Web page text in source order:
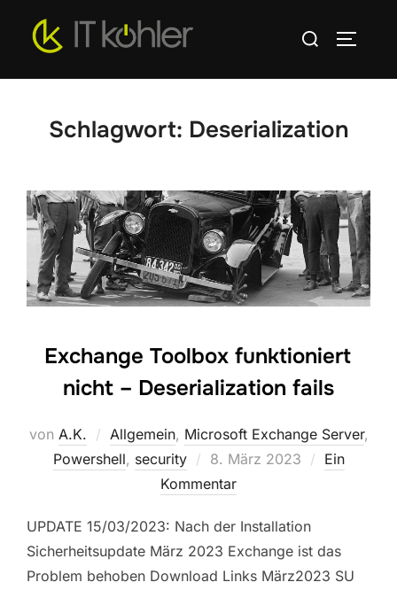
Inhalt
Suchen
Schlagwort: Deserialization
Exchange Toolbox funktioniert
nicht – Deserialization fails
von A.K. Allgemein, Microsoft Exchange Server,
Powershell, security
Veröffentlicht
am
8. März 2023
Ein
Kommentar
UPDATE 15/03/2023: Nach der Installation
Sicherheitsupdate März 2023 Exchange ist das
Problem behoben Download Links März2023 SU